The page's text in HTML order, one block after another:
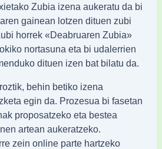
Zubia izena aukeratu da bi
gainean lotzen dituen zubi
horrek «Deabruaren Zubia»
nortasuna eta bi udalerrien
dituen izen bat bilatu da.
behin betiko izena
egin da. Prozesua bi fasetan
proposatzeko eta bestea
artean aukeratzeko.
zein online parte hartzeko